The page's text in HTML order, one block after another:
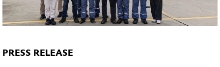
PRESS RELEASE